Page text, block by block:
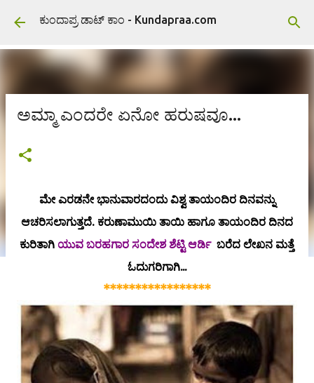
ವಿಷಯಕ್ಕೆ ಹೋಗಿ
ಕುಂದಾಪ್ರ ಡಾಟ್ ಕಾಂ - Kundapraa.com
ಅಮ್ಮಾ ಎಂದರೇ ಏನೋ ಹರುಷವೂ...
ಮೇ ಎರಡನೇ ಭಾನುವಾರದಂದು ವಿಶ್ವ ತಾಯಂದಿರ ದಿನವನ್ನು
ಆಚರಿಸಲಾಗುತ್ತದೆ. ಕರುಣಾಮುಯಿ ತಾಯಿ ಹಾಗೂ ತಾಯಂದಿರ ದಿನದ
ಕುರಿತಾಗಿ ಯುವ ಬರಹಗಾರ ಸಂದೇಶ ಶೆಟ್ಟಿ ಆರ್ಡಿ ಬರೆದ ಲೇಖನ ಮತ್ತೆ
ಓದುಗರಿಗಾಗಿ...
*****************